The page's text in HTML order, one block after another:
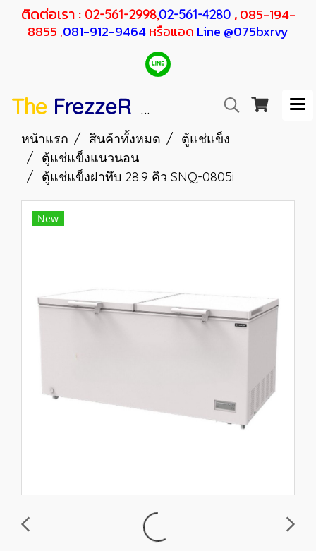
ติดต่อเรา : 02-561-2998,02-561-4280 ,085-194-
8855 ,081-912-9464หรือแอด Line @075bxrvy
The FrezzeR SANDEN F RESHER
หน้าแรก สินค้าทั้งหมด
ตู้แช่แข็ง
ตู้แช่แข็งแนวนอน
ตู้แช่แข็งฝาทึบ 28.9 คิว SNQ-0805i
New